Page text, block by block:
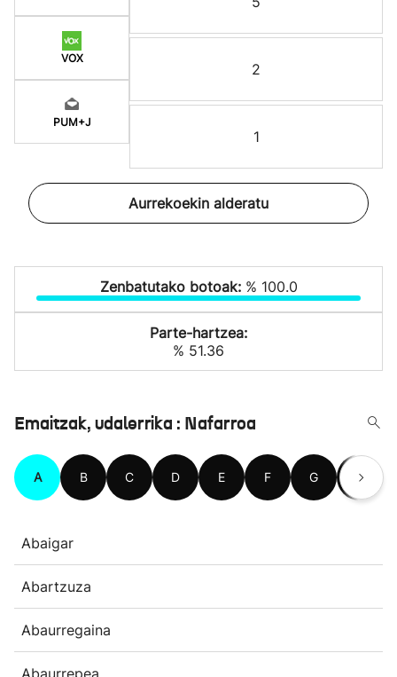
VOX
PUM+J
2
1
Aurrekoekin alderatu
Zenbatutako botoak: % 100.0
Parte-hartzea:
% 51.36
Emaitzak, udalerrika : Nafarroa
A B C D E F G H
Abaigar
Abartzuza
Abaurregaina
Abaurrepea